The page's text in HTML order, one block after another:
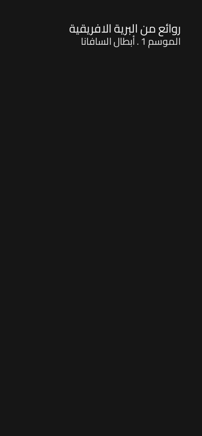
روائع من البرية الافريقية
الموسم 1 . أبطال السافانا